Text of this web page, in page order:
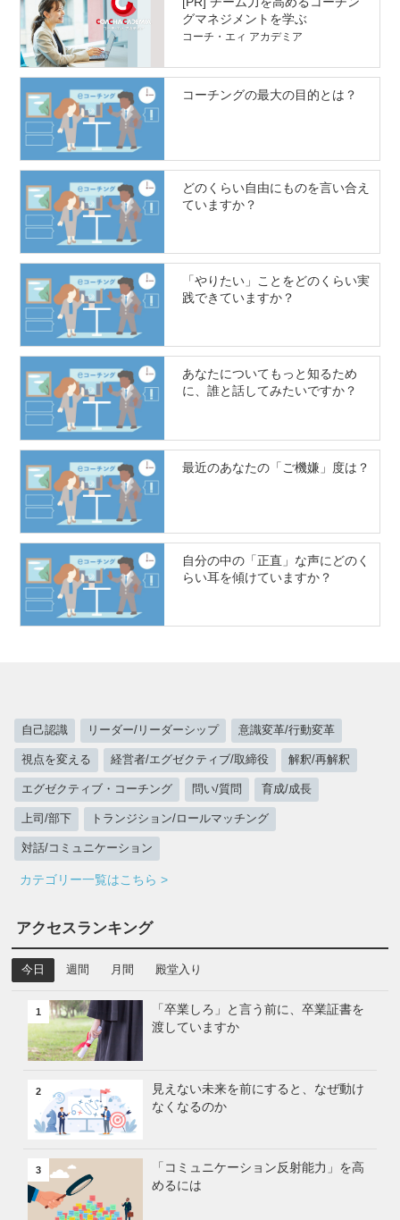
グマネジメントを学ぶ
コーチ・エィ アカデミア
コーチングの最大の目的とは？
どのくらい自由にものを言い合え
ていますか？
「やりたい」ことをどのくらい実
践できていますか？
あなたについてもっと知るため
に、誰と話してみたいですか？
最近のあなたの「ご機嫌」度は？
自分の中の「正直」な声にどのく
らい耳を傾けていますか？
自己認識 リーダー/リーダーシップ 意識変革/行動変革
視点を変える 経営者/エグゼクティブ/取締役 解釈/再解釈
エグゼクティブ・コーチング 問い/質問 育成/成長
上司/部下 トランジション/ロールマッチング
対話/コミュニケーション
カテゴリー一覧はこちら >
アクセスランキング
今日 週間 月間 殿堂入り
1
「卒業しろ」と言う前に、卒業証書を
渡していますか
2
見えない未来を前にすると、なぜ動け
なくなるのか
3
「コミュニケーション反射能力」を高
めるには